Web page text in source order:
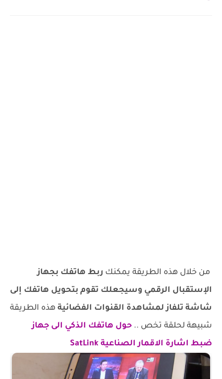
من خلال هذه الطريقة يمكنك ربط هاتفك بجهاز
الإستقبال الرقمي وسيجعلك تقوم بتحويل هاتفك إلى
شاشة تلفاز لمشاهدة القنوات الفضائية هذه الطريقة
شبيهة لحلقة تخص .. حول هاتفك الذكي الى جهاز
ضبط اشارة الاقمار الصناعية SatLink